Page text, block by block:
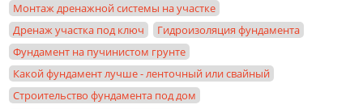
Монтаж дренажной системы на участке
Дренаж участка под ключ
Гидроизоляция фундамента
Фундамент на пучинистом грунте
Какой фундамент лучше - ленточный или свайный
Cтроительство фундамента под дом